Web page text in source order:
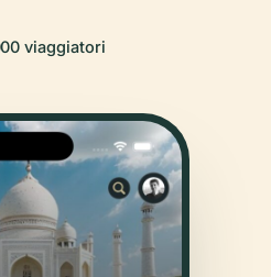
viaggiatori